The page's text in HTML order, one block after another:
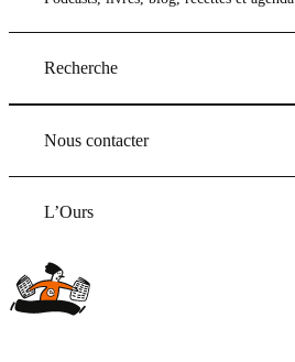
Recherche
Nous contacter
L’Ours